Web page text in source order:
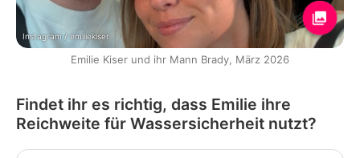
Instagram / emiliekiser
Emilie Kiser und ihr Mann Brady, März 2026
Findet ihr es richtig, dass Emilie ihre
Reichweite für Wassersicherheit nutzt?